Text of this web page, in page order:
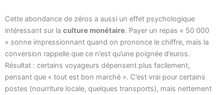
Cette abondance de zéros a aussi un effet psychologique
intéressant sur la culture monétaire. Payer un repas « 50 000
» sonne impressionnant quand on prononce le chiffre, mais la
conversion rappelle que ce n’est qu’une poignée d’euros.
Résultat : certains voyageurs dépensent plus facilement,
pensant que « tout est bon marché ». C’est vrai pour certains
postes (nourriture locale, quelques transports), mais nettement